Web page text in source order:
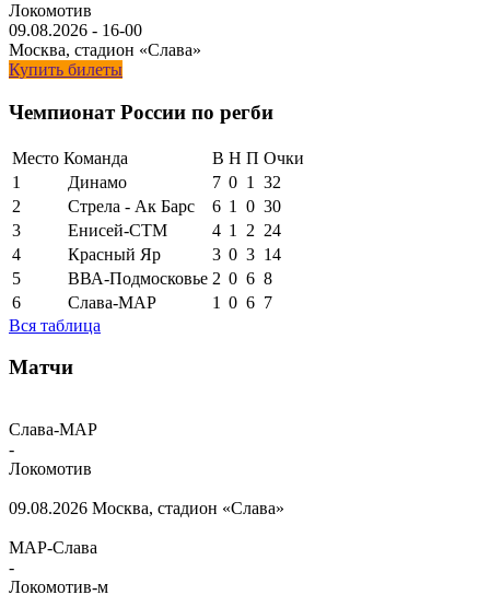
Локомотив
09.08.2026 - 16-00
Москва, стадион «Слава»
Купить билеты
Чемпионат России по регби
Место Команда В Н П Очки
1
Динамо 7 0 1
32
2
Стрела - Ак Барс 6 1 0 30
3
Енисей-СТМ 4 1 2 24
4
Красный Яр 3 0 3 14
5
ВВА-Подмосковье 2 0 6 8
6
Слава-МАР 1 0 6 7
Вся таблица
Матчи
Слава-МАР
-
Локомотив
09.08.2026 Москва, стадион «Слава»
МАР-Слава
-
Локомотив-м